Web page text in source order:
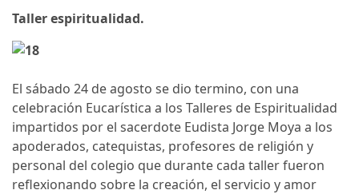
Taller espiritualidad.
El sábado 24 de agosto se dio termino, con una
celebración Eucarística a los Talleres de Espiritualidad
impartidos por el sacerdote Eudista Jorge Moya a los
apoderados, catequistas, profesores de religión y
personal del colegio que durante cada taller fueron
reflexionando sobre la creación, el servicio y amor